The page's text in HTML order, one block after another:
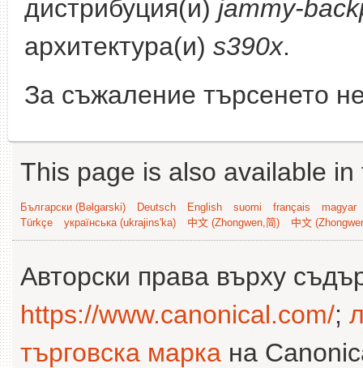
дистрибуция(и) jammy-
архитектура(и) s390x.
За съжаление търсенето
This page is also available
Български (Bəlgarski) Deutsch English suomi français
magyar
Türkçe
українська (ukrajins'ka) 中文 (Zhongwen,简) 中文
Авторски права върху
https://www.canonical.com/;
търговска марка на